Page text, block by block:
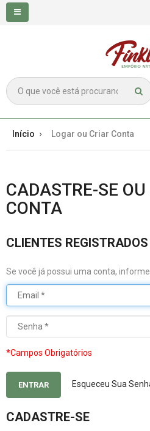
Início Logar ou Criar Conta
CADASTRE-SE
CONTA
CLIENTES REGISTRADOS
Se você já possui uma conta,
*Campos Obrigatórios
ENTRAR Esqueceu Sua
CADASTRE-SE